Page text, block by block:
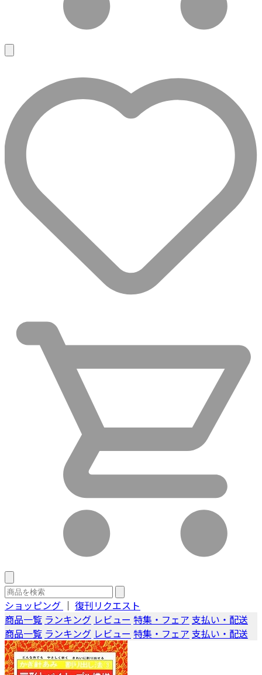
ショッピング ｜ 復刊リクエスト
商品一覧 ランキング レビュー 特集・フェア 支払い・配送
商品一覧 ランキング レビュー 特集・フェア 支払い・配送